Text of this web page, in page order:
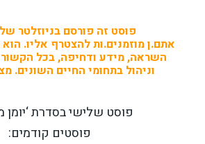
פוסט זה פורסם בניוזלטר
אתם.ן מוזמנים.ות להצטרף אליו. הוא
השראה, מידע ודחיפה, בכל הקשור
וניהול בתחומי החיים השונים.
פוסט שלישי בסדרת ‘יומן
פוסטים קודמים: